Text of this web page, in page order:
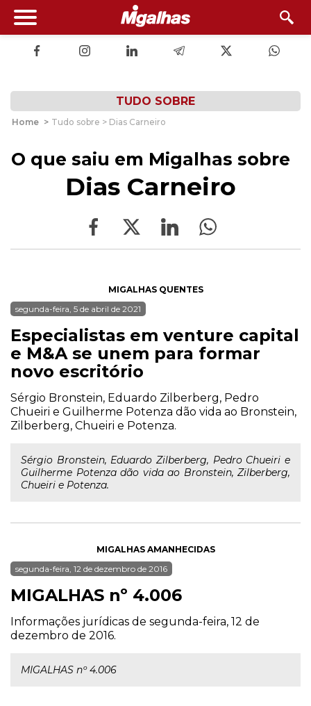
TUDO SOBRE
Home > Tudo sobre > Dias Carneiro
O que saiu em Migalhas sobre
Dias Carneiro
MIGALHAS QUENTES
segunda-feira, 5 de abril de 2021
Especialistas em venture capital
e M&A se unem para formar
novo escritório
Sérgio Bronstein, Eduardo Zilberberg, Pedro
Chueiri e Guilherme Potenza dão vida ao Bronstein,
Zilberberg, Chueiri e Potenza.
Sérgio Bronstein, Eduardo Zilberberg, Pedro Chueiri e
Guilherme Potenza dão vida ao Bronstein, Zilberberg,
Chueiri e Potenza.
MIGALHAS AMANHECIDAS
segunda-feira, 12 de dezembro de 2016
MIGALHAS nº 4.006
Informações jurídicas de segunda-feira, 12 de
dezembro de 2016.
MIGALHAS nº 4.006